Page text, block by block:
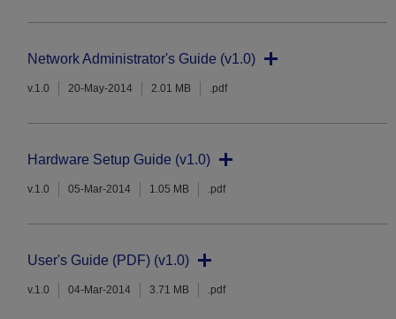
Network Administrator's Guide (v1.0)
v.1.0 20-May-2014 2.01 MB .pdf
Hardware Setup Guide (v1.0)
v.1.0 05-Mar-2014 1.05 MB .pdf
User's Guide (PDF) (v1.0)
v.1.0 04-Mar-2014 3.71 MB .pdf